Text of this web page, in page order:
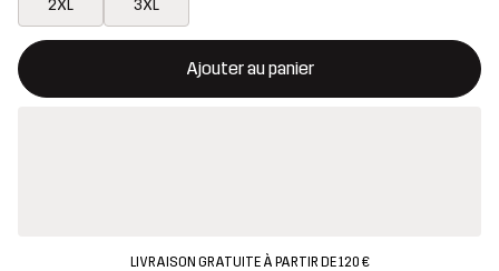
2XL 3XL
Ajouter au panier
Ce bouton ouvrira une fenêtre modale confirmant un nouvel
{{taille}} non disponible
LIVRAISON GRATUITE À PARTIR DE 120 €